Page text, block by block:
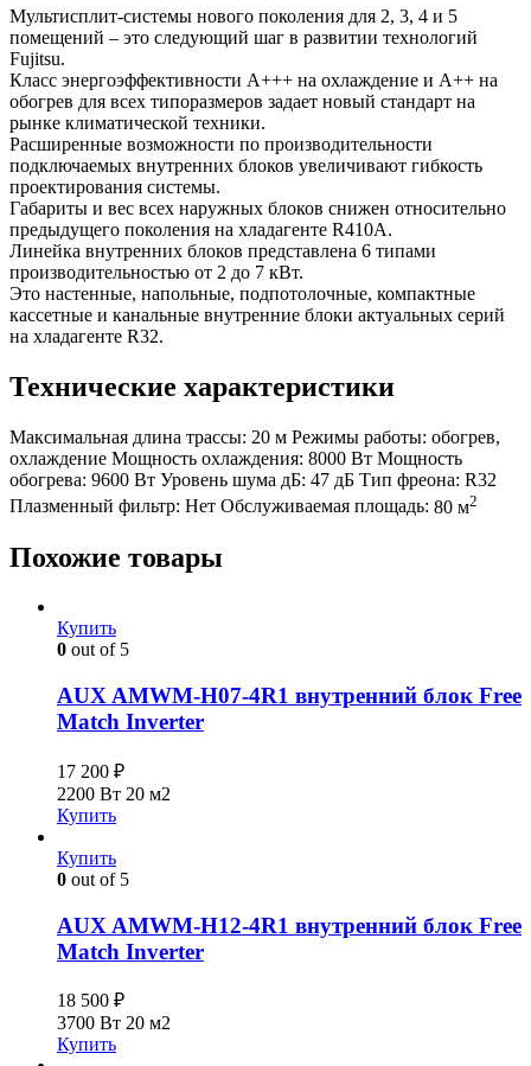
Мультисплит-системы нового поколения для 2, 3, 4 и 5
помещений – это следующий шаг в развитии технологий
Fujitsu.
Класс энергоэффективности A+++ на охлаждение и A++ на
обогрев для всех типоразмеров задает новый стандарт на
рынке климатической техники.
Расширенные возможности по производительности
подключаемых внутренних блоков увеличивают гибкость
проектирования системы.
Габариты и вес всех наружных блоков снижен относительно
предыдущего поколения на хладагенте R410A.
Линейка внутренних блоков представлена 6 типами
производительностью от 2 до 7 кВт.
Это настенные, напольные, подпотолочные, компактные
кассетные и канальные внутренние блоки актуальных серий
на хладагенте R32.
Технические характеристики
Максимальная длина трассы: 20 м Режимы работы: обогрев,
охлаждение Мощность охлаждения: 8000 Вт Мощность
обогрева: 9600 Вт Уровень шума дБ: 47 дБ Тип фреона: R32
Плазменный фильтр: Нет Обслуживаемая площадь: 80 м2
Похожие товары
Купить
0 out of 5
AUX AMWM-H07-4R1 внутренний блок Free
Match Inverter
17 200 ₽
2200 Вт 20 м2
Купить
Купить
0 out of 5
AUX AMWM-H12-4R1 внутренний блок Free
Match Inverter
18 500 ₽
3700 Вт 20 м2
Купить